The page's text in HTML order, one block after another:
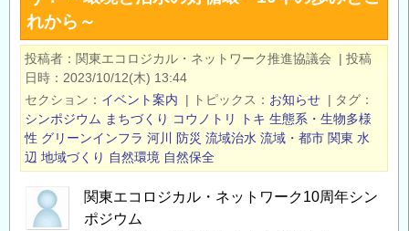
術
コ
ン
ク
ー
ル
（旧：
上・
壁
れから～
投稿者 関東エコロジカル・ネットワーク推進協議会 | 投稿
日時
2023/10/12(木) 13:44
セクション
イベント案内 | トピックス お知らせ | タグ
シンポジウム まちづくり コウノトリ トキ 生態系・生物多様
性 グリーンインフラ 河川 防災 流域治水 流域・都市 関東 水
辺 地域づくり 自然環境 自然保全
関東エコロジカル・ネットワーク10周年シン
ポジウム